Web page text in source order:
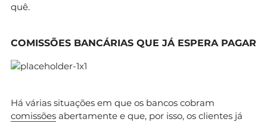
quê.
COMISSÕES BANCÁRIAS QUE JÁ ESPERA PAGAR
Há várias situações em que os bancos cobram
comissões abertamente e que, por isso, os clientes já